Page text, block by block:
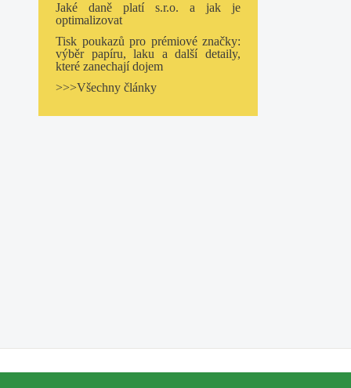
Jaké daně platí s.r.o. a jak je
optimalizovat
Tisk poukazů pro prémiové značky:
výběr papíru, laku a další detaily,
které zanechají dojem
>>>Všechny články